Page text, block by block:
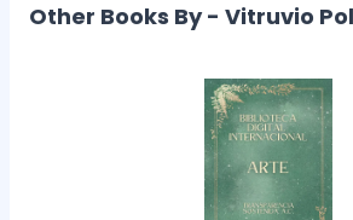
Other Books By - Vitruvio